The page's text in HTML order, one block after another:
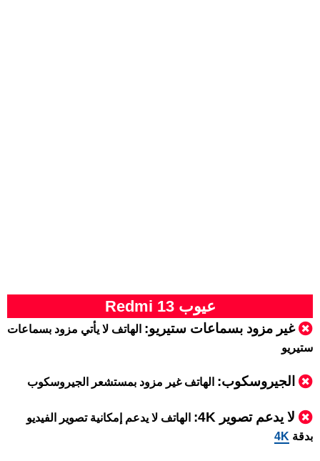
عيوب Redmi 13
غير مزود بسماعات ستيريو: الهاتف لا يأتي مزود بسماعات
ستيريو
الجيروسكوب: الهاتف غير مزود بمستشعر الجيروسكوب
لا يدعم تصوير 4K:
الهاتف لا يدعم إمكانية تصوير الفيديو
بدقة 4K